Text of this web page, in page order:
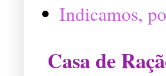
Indicamos,
Casa de